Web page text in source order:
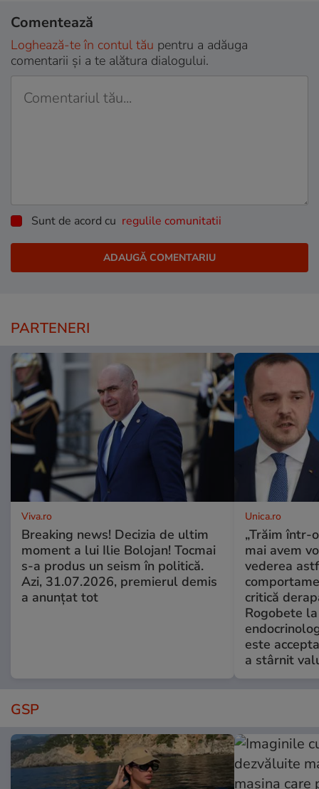
Comentează
Loghează-te în contul tău pentru a adăuga
comentarii și a te alătura dialogului.
Sunt de acord cu regulile comunitatii
PARTENERI
Viva.ro
Breaking news! Decizia de ultim
moment a lui Ilie Bolojan! Tocmai
s-a produs un seism în politică.
Azi, 31.07.2026, premierul demis
a anunțat tot
Unica.ro
„Trăim într-
mai avem
vederea
critică
Rogobete
este
a stârnit
GSP